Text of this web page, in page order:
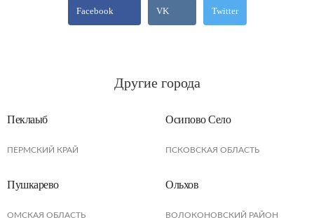
Facebook VK Twitter
Другие города
Пеклаыб
ПЕРМСКИЙ КРАЙ
Осипово Село
ПСКОВСКАЯ ОБЛАСТЬ
Пушкарево
ОМСКАЯ ОБЛАСТЬ
Ольхов
ВОЛОКОНОВСКИЙ РАЙОН